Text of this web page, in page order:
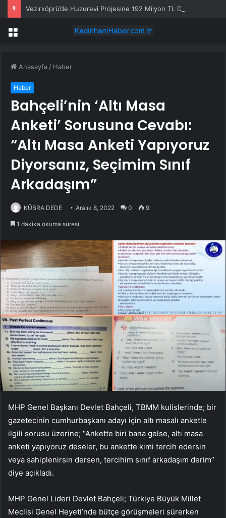
Vezirköprü’de Huzurevi Projesine 192 Milyon TL Destek
Menü
Anasayfa / Haber
Haber
Bahçeli’nin ‘Altı Masa
Anketi’ Sorusuna Cevabı:
“Altı Masa Anketi Yapıyoruz
Diyorsanız, Seçimim Sınıf
Arkadaşım”
KÜBRA DEDE Aralık 8, 2022 0 9
1 dakika okuma süresi
MHP Genel Başkanı Devlet Bahçeli, TBMM kulislerinde; bir
gazetecinin cumhurbaşkanı adayı için altı masalı anketle
ilgili sorusu üzerine; “Ankette biri bana gelse, altı masa
anketi yapıyoruz deseler, bu ankette kimi tercih edersin
veya sahiplenirsin dersen, tercihim sınıf arkadaşım derim”
diye açıkladı.
MHP Genel Lideri Devlet Bahçeli; Türkiye Büyük Millet
Meclisi Genel Heyeti’nde bütçe görüşmeleri sürerken